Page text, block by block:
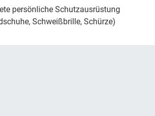
persönliche Schutzausrüstung
Schweißbrille, Schürze)